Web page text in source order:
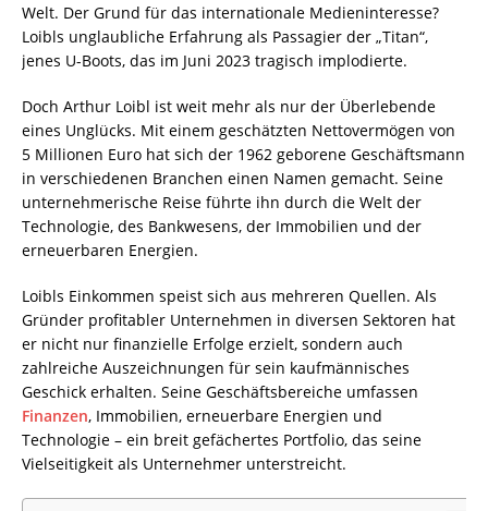
Welt. Der Grund für das internationale Medieninteresse?
Loibls unglaubliche Erfahrung als Passagier der „Titan“,
jenes U-Boots, das im Juni 2023 tragisch implodierte.
Doch Arthur Loibl ist weit mehr als nur der Überlebende
eines Unglücks. Mit einem geschätzten Nettovermögen von
5 Millionen Euro hat sich der 1962 geborene Geschäftsmann
in verschiedenen Branchen einen Namen gemacht. Seine
unternehmerische Reise führte ihn durch die Welt der
Technologie, des Bankwesens, der Immobilien und der
erneuerbaren Energien.
Loibls Einkommen speist sich aus mehreren Quellen. Als
Gründer profitabler Unternehmen in diversen Sektoren hat
er nicht nur finanzielle Erfolge erzielt, sondern auch
zahlreiche Auszeichnungen für sein kaufmännisches
Geschick erhalten. Seine Geschäftsbereiche umfassen
Finanzen, Immobilien, erneuerbare Energien und
Technologie – ein breit gefächertes Portfolio, das seine
Vielseitigkeit als Unternehmer unterstreicht.